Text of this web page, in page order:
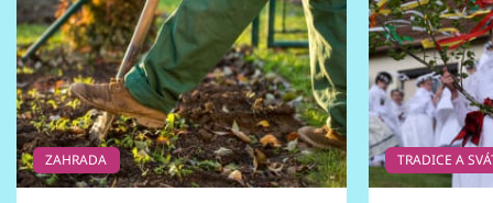
ZAHRADA TRADICE A